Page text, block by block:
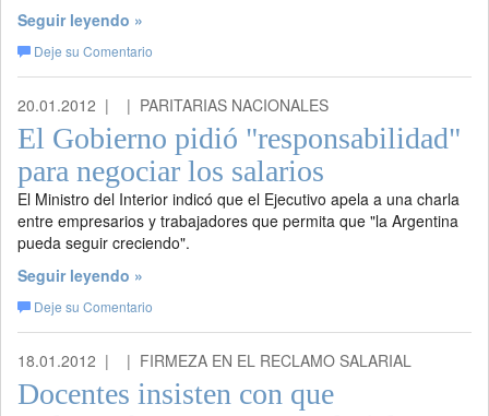
Seguir leyendo »
Deje su Comentario
20.01.2012 | | PARITARIAS NACIONALES
El Gobierno pidió "responsabilidad"
para negociar los salarios
El Ministro del Interior indicó que el Ejecutivo apela a una charla
entre empresarios y trabajadores que permita que "la Argentina
pueda seguir creciendo".
Seguir leyendo »
Deje su Comentario
18.01.2012 | | FIRMEZA EN EL RECLAMO SALARIAL
Docentes insisten con que